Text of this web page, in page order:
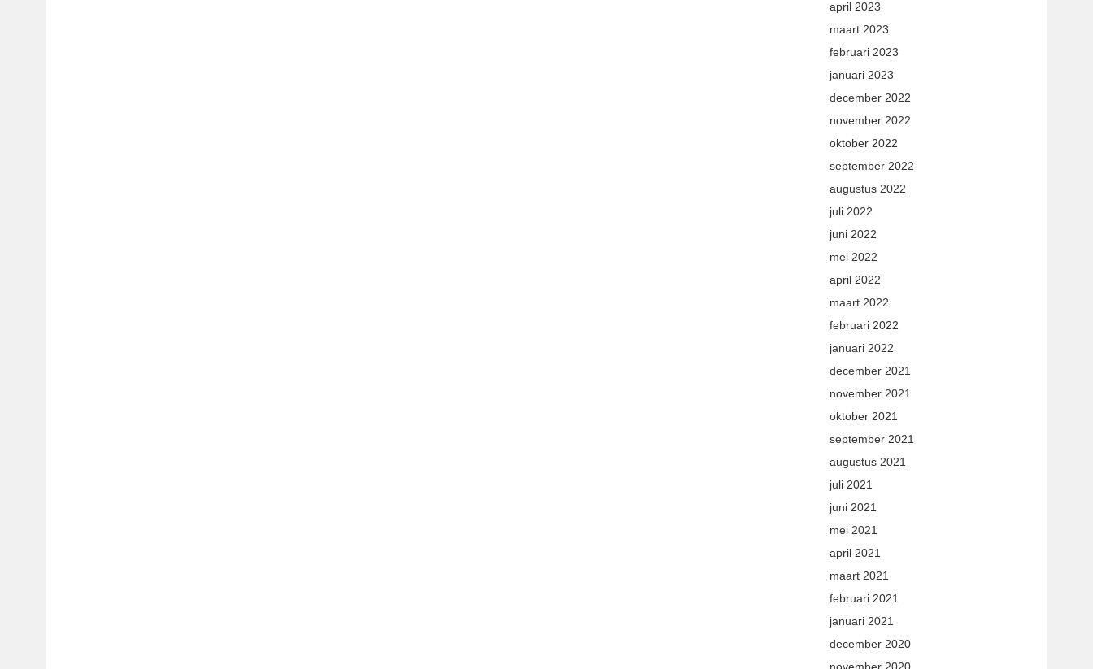
april 2023
maart 2023
februari 2023
januari 2023
december 2022
november 2022
oktober 2022
september 2022
augustus 2022
juli 2022
juni 2022
mei 2022
april 2022
maart 2022
februari 2022
januari 2022
december 2021
november 2021
oktober 2021
september 2021
augustus 2021
juli 2021
juni 2021
mei 2021
april 2021
maart 2021
februari 2021
januari 2021
december 2020